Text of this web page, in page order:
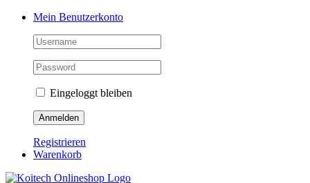
Skip
Mein Benutzerkonto
Eingeloggt bleiben
Registrieren
Warenkorb